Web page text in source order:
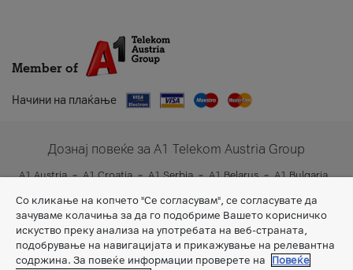
Member of
Начини на плаќање
Дознај повеќе за A1 Telekom Austria Group
A1 Austria A1 Croatia A1 Serbia A1 Belarus
A1 Bulgaria
Со кликање на копчето "Се согласувам", се согласувате да
зачуваме колачиња за да го подобриме Вашето корисничко
искуство преку анализа на употребата на веб-страната,
подобрување на навигацијата и прикажување на релевантна
содржина. За повеќе информации проверете на
Повеќе